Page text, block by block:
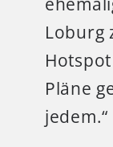
Loburg
Pläne
jedem.“